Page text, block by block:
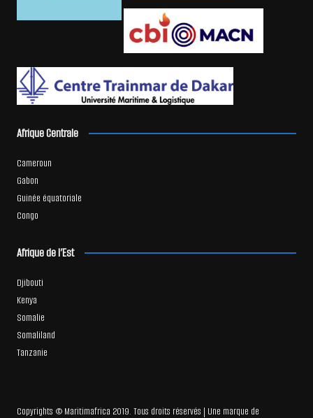
Afrique Centrale
Cameroun
Gabon
Guinée équatoriale
Congo
Afrique de l’Est
Djibouti
Kenya
Somalie
Somaliland
Tanzanie
Copyrights © Maritimafrica 2019. Tous droits réservés | Une marque de